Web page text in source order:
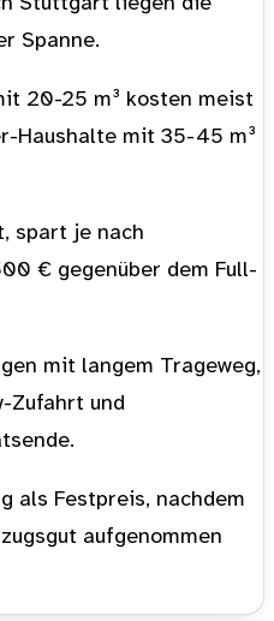
Spanne.
20-25 m³ kosten meist
Haushalte mit 35-45 m³
spart je nach
€ gegenüber dem Full-
mit langem Trageweg,
Zufahrt und
als Festpreis, nachdem
aufgenommen